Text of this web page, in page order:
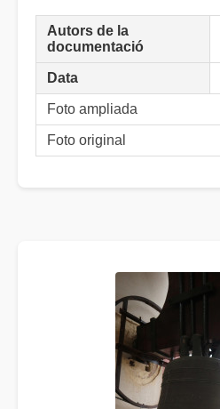
Autors de la
documentació
Data
Foto ampliada
Foto original